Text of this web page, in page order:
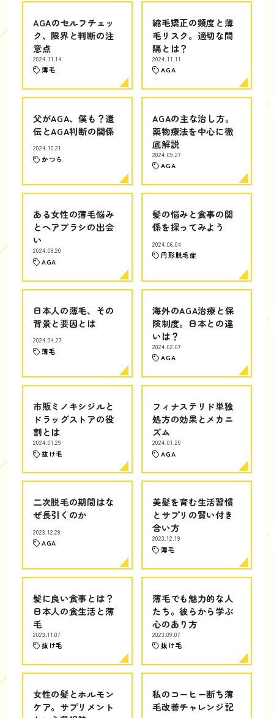
AGAのセルフチェッ
ク、限界と判断の注
意点
2024.11.14
薄毛
縮毛矯正の頻度と薄
毛リスク。適切な間
隔とは？
2024.11.11
AGA
父がAGA、僕も？遺
伝とAGA判断の関係
2024.10.21
かつら
AGAの主な治し方。
薬物療法を中心に徹
底解説
2024.09.27
AGA
ある女性の薄毛悩み
とヘアブラシの出会
い
2024.08.20
AGA
髪の悩みと食事の関
係を探ってみよう
2024.06.04
円形脱毛症
日本人の薄毛、その
背景と要因とは
2024.04.27
薄毛
海外のAGA治療と保
険制度。日本との違
いは？
2024.02.07
AGA
市販ミノキシジルと
ドラッグストアの役
割とは
2024.01.29
抜け毛
フィナステリド単独
処方の効果とメカニ
ズム
2024.01.20
AGA
二次脱毛の期間はな
ぜ長引くのか
2023.12.28
AGA
美髪を育む生活習慣
とサプリの賢い付き
合い方
2023.12.19
薄毛
髪に良い食事とは？
日本人の食生活と薄
毛
2023.11.07
抜け毛
薄毛でも魅力的な人
たち。彼らから学ぶ
心のあり方
2023.09.07
抜け毛
女性の髪とホルモン
ケア。サプリメント
私のコーヒー断ち薄
毛改善チャレンジ記